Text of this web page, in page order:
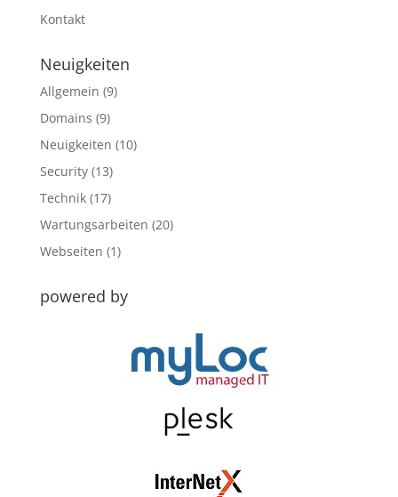
Kontakt
Neuigkeiten
Allgemein (9)
Domains (9)
Neuigkeiten (10)
Security(13)
Technik(17)
Wartungsarbeiten (20)
Webseiten (1)
powered by